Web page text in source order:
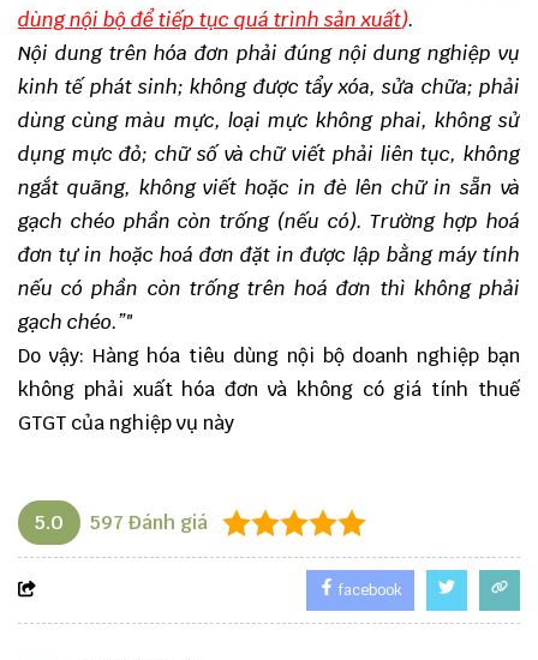
dùng nội bộ để tiếp tục quá trình sản xuất).
Nội dung trên hóa đơn phải đúng nội dung nghiệp vụ
kinh tế phát sinh; không được tẩy xóa, sửa chữa; phải
dùng cùng màu mực, loại mực không phai, không sử
dụng mực đỏ; chữ số và chữ viết phải liên tục, không
ngắt quãng, không viết hoặc in đè lên chữ in sẵn và
gạch chéo phần còn trống (nếu có). Trường hợp hoá
đơn tự in hoặc hoá đơn đặt in được lập bằng máy tính
nếu có phần còn trống trên hoá đơn thì không phải
gạch chéo.”"
Do vậy: Hàng hóa tiêu dùng nội bộ doanh nghiệp bạn
không phải xuất hóa đơn và không có giá tính thuế
GTGT của nghiệp vụ này
5.0 597 Đánh giá
facebook